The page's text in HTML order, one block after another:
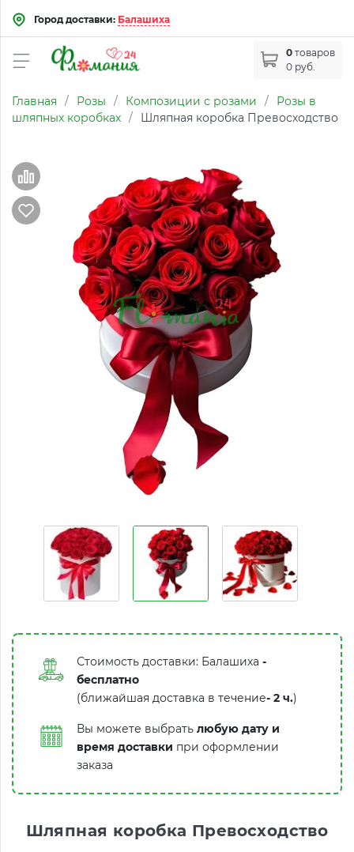
Город доставки: Балашиха
0 товаров
0 руб.
Главная / Розы / Композиции с розами /
Розы в
шляпных коробках / Шляпная коробка Превосходство
Стоимость доставки: Балашиха -
бесплатно
(ближайшая доставка в течение- 2 ч.)
Вы можете выбрать любую дату и
время доставки при оформлении
заказа
Шляпная коробка Превосходство